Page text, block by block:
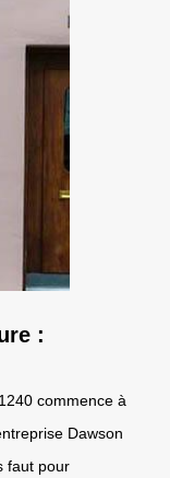
:
commence à
Dawson
faut pour